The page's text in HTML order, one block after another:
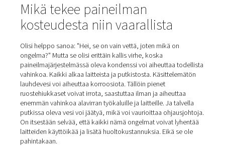
vesihöyrynä. Tämä tekee siitä niin kutsutun "ilmakehän
epäpuhtauden". Höyry muuttuu puristusprosessin
lauhteeksi. Paineilman sisältämän kosteuden määrä
useista tekijöistä. Esimerkiksi jos kompressorihuone on
kuuma ja kostea, vesipitoisuus kasvaa. Myös meren
läheisyydessä sijaitsevat tilat ovat ongelmallisia, koska
myös tuloilma sisältää suolaa.
Mikä tekee paineilman
kosteudesta niin vaarallista